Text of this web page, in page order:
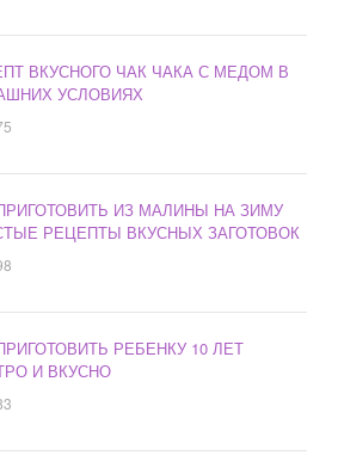
ВКУСНОГО ЧАК ЧАКА С МЕДОМ В
УСЛОВИЯХ
ИЗ МАЛИНЫ НА ЗИМУ
РЕЦЕПТЫ ВКУСНЫХ ЗАГОТОВОК
РЕБЕНКУ 10 ЛЕТ
И ВКУСНО